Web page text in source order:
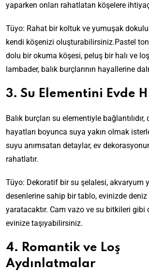
yaparken onları rahatlatan köşelere
Tüyo: Rahat bir koltuk ve yumuşak
kendi köşenizi oluşturabilirsiniz.Pastel
dolu bir okuma köşesi, peluş bir halı ve loş
lambader, balık burçlarının hayallerine
3. Su Elementini Evde
Balık burçları su elementiyle bağlantılıdır,
hayatları boyunca suya yakın olmak
suyu anımsatan detaylar, ev
rahatlatır.
Tüyo: Dekoratif bir su şelalesi, akvaryum
desenlerine sahip bir tablo, evinizde
yaratacaktır. Cam vazo ve su bitkileri gibi
evinize taşıyabilirsiniz.
4. Romantik ve Loş
Aydınlatmalar